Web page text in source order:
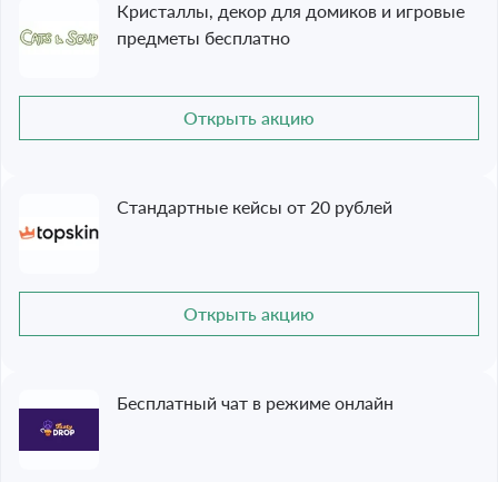
Кристаллы, декор для домиков и игровые
предметы бесплатно
Открыть акцию
Стандартные кейсы от 20 рублей
Открыть акцию
Бесплатный чат в режиме онлайн